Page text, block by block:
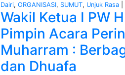
Dairi,ORGANISASI, SUMUT, Unjuk Rasa
Wakil Ketua I PW
Pimpin Acara
Muharram :
dan Dhuafa